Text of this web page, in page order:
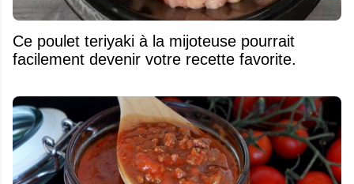
Ce poulet teriyaki à la mijoteuse pourrait
facilement devenir votre recette favorite.